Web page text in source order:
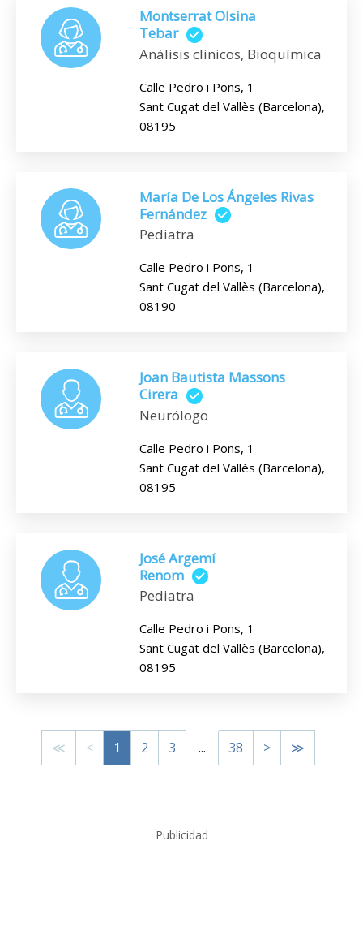
Montserrat Olsina
Tebar
Análisis clinicos, Bioquímica
Calle Pedro i Pons, 1
Sant Cugat del Vallès (Barcelona),
08195
María De Los Ángeles Rivas
Fernández
Pediatra
Calle Pedro i Pons, 1
Sant Cugat del Vallès (Barcelona),
08190
Joan Bautista Massons
Cirera
Neurólogo
Calle Pedro i Pons, 1
Sant Cugat del Vallès (Barcelona),
08195
José Argemí
Renom
Pediatra
Calle Pedro i Pons, 1
Sant Cugat del Vallès (Barcelona),
08195
≪ < 1 2 3 ... 38 > ≫
Publicidad